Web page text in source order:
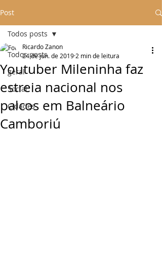
Post
Todos posts
geral
Social
Cidades
Todos posts
Youtuber Mileninha faz
estreia nacional nos
palcos em Balneário
Camboriú
Ricardo Zanon
24 de jun. de 2019 2 min de leitura